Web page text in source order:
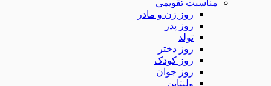
مناسبت تقویمی
روز زن و مادر
روز پدر
تولد
روز دختر
روز کودک
روز جوان
ولنتاین